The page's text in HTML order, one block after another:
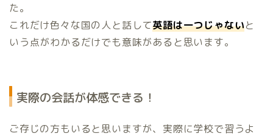
た。
これだけ色々な国の人と話して英語は一つじゃないと
いう点がわかるだけでも意味があると思います。
実際の会話が体感できる！
ご存じの方もいると思いますが、実際に学校で習うよ